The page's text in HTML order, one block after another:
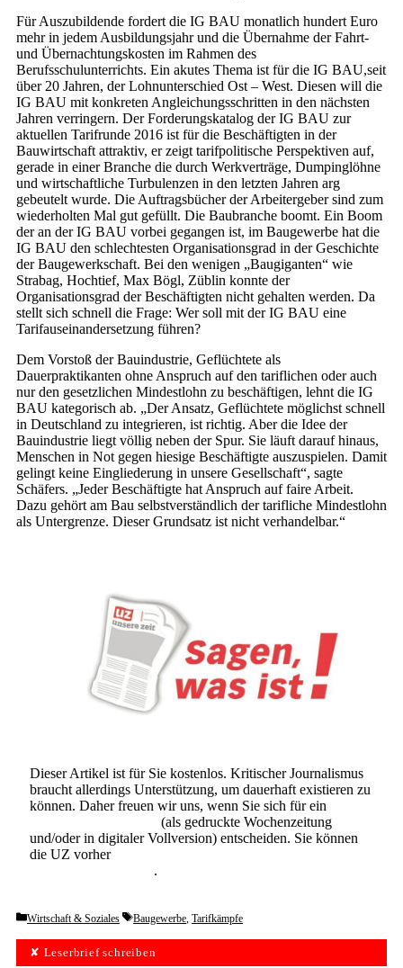
Für Auszubildende fordert die IG BAU monatlich hundert Euro
mehr in jedem Ausbildungsjahr und die Übernahme der Fahrt-
und Übernachtungskosten im Rahmen des
Berufsschulunterrichts. Ein akutes Thema ist für die IG BAU,seit
über 20 Jahren, der Lohnunterschied Ost – West. Diesen will die
IG BAU mit konkreten Angleichungsschritten in den nächsten
Jahren verringern. Der Forderungskatalog der IG BAU zur
aktuellen Tarifrunde 2016 ist für die Beschäftigten in der
Bauwirtschaft attraktiv, er zeigt tarifpolitische Perspektiven auf,
gerade in einer Branche die durch Werkverträge, Dumpinglöhne
und wirtschaftliche Turbulenzen in den letzten Jahren arg
gebeutelt wurde. Die Auftragsbücher der Arbeitergeber sind zum
wiederholten Mal gut gefüllt. Die Baubranche boomt. Ein Boom
der an der IG BAU vorbei gegangen ist, im Baugewerbe hat die
IG BAU den schlechtesten Organisationsgrad in der Geschichte
der Baugewerkschaft. Bei den wenigen „Baugiganten“ wie
Strabag, Hochtief, Max Bögl, Züblin konnte der
Organisationsgrad der Beschäftigten nicht gehalten werden. Da
stellt sich schnell die Frage: Wer soll mit der IG BAU eine
Tarifauseinandersetzung führen?
Dem Vorstoß der Bauindustrie, Geflüchtete als
Dauerpraktikanten ohne Anspruch auf den tariflichen oder auch
nur den gesetzlichen Mindestlohn zu beschäftigen, lehnt die IG
BAU kategorisch ab. „Der Ansatz, Geflüchtete möglichst schnell
in Deutschland zu integrieren, ist richtig. Aber die Idee der
Bauindustrie liegt völlig neben der Spur. Sie läuft darauf hinaus,
Menschen in Not gegen hiesige Beschäftigte auszuspielen. Damit
gelingt keine Eingliederung in unsere Gesellschaft“, sagte
Schäfers. „Jeder Beschäftigte hat Anspruch auf faire Arbeit.
Dazu gehört am Bau selbstverständlich der tarifliche Mindestlohn
als Untergrenze. Dieser Grundsatz ist nicht verhandelbar.“
Dieser Artikel ist für Sie kostenlos. Kritischer Journalismus
braucht allerdings Unterstützung, um dauerhaft existieren zu
können. Daher freuen wir uns, wenn Sie sich für ein
(als gedruckte Wochenzeitung
und/oder in digitaler Vollversion) entscheiden. Sie können
die UZ vorher
.
Categories
Wirtschaft & Soziales Tags
Baugewerbe, Tarifkämpfe
✘ Leserbrief schreiben